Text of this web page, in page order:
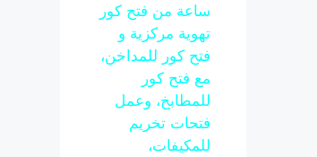
ساعة من فتح كور
تهوية مركزية و
فتح كور للمداخن،
مع فتح كور
للمطابخ، وعمل
فتحات تخريم
للمكيفات،